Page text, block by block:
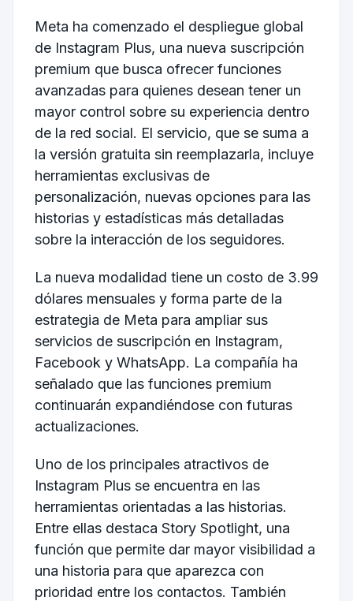
Meta ha comenzado el despliegue global
de Instagram Plus, una nueva suscripción
premium que busca ofrecer funciones
avanzadas para quienes desean tener un
mayor control sobre su experiencia dentro
de la red social. El servicio, que se suma a
la versión gratuita sin reemplazarla, incluye
herramientas exclusivas de
personalización, nuevas opciones para las
historias y estadísticas más detalladas
sobre la interacción de los seguidores.
La nueva modalidad tiene un costo de 3.99
dólares mensuales y forma parte de la
estrategia de Meta para ampliar sus
servicios de suscripción en Instagram,
Facebook y WhatsApp. La compañía ha
señalado que las funciones premium
continuarán expandiéndose con futuras
actualizaciones.
Uno de los principales atractivos de
Instagram Plus se encuentra en las
herramientas orientadas a las historias.
Entre ellas destaca Story Spotlight, una
función que permite dar mayor visibilidad a
una historia para que aparezca con
prioridad entre los contactos. También